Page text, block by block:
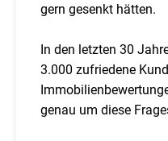
gern gesenkt hätten.
In den letzten 30
3.000 zufriedene
genau um diese